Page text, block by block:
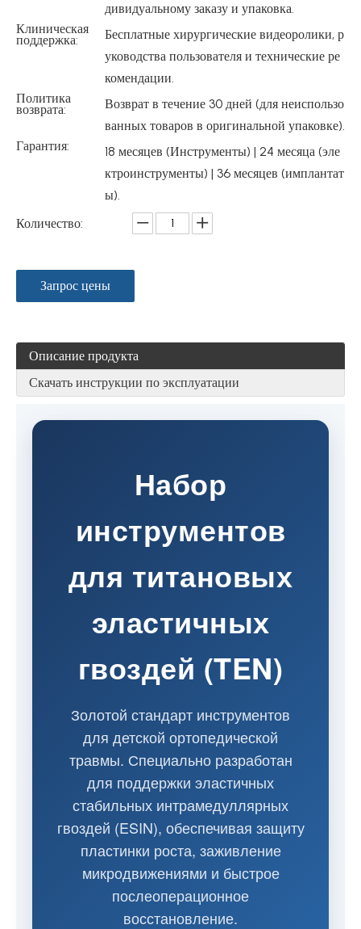
дивидуальному заказу и упаковка.
Клиническая
поддержка:
Бесплатные хирургические видеоролики, р
уководства пользователя и технические ре
комендации.
Политика
возврата:
Возврат в течение 30 дней (для неиспользо
ванных товаров в оригинальной упаковке).
Гарантия:
18 месяцев (Инструменты) | 24 месяца (эле
ктроинструменты) | 36 месяцев (имплантат
ы).
Количество:
Запрос цены
Описание продукта
Скачать инструкции по эксплуатации
Набор
инструментов
для титановых
эластичных
гвоздей (TEN)
Золотой стандарт инструментов
для детской ортопедической
травмы. Специально разработан
для поддержки эластичных
стабильных интрамедуллярных
гвоздей (ESIN), обеспечивая защиту
пластинки роста, заживление
микродвижениями и быстрое
послеоперационное
восстановление.